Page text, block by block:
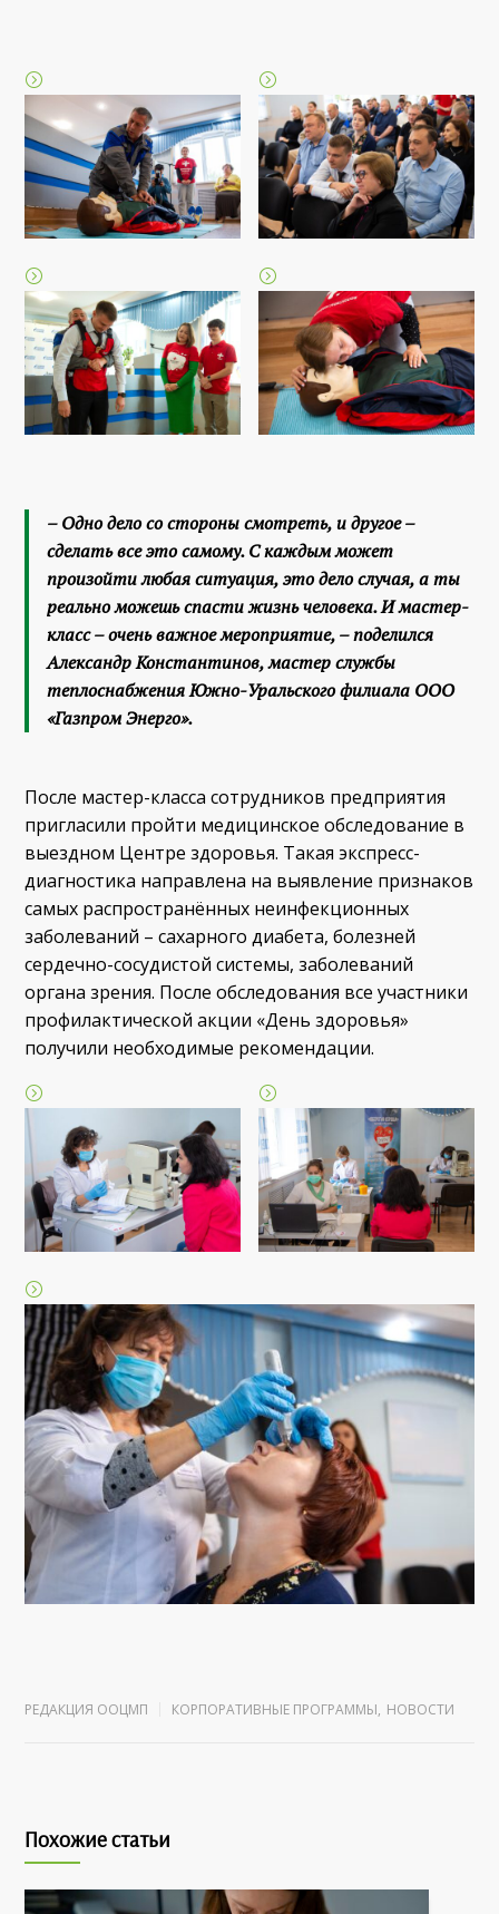
– Одно дело со стороны смотреть, и другое –
сделать все это самому. С каждым может
произойти любая ситуация, это дело случая, а ты
реально можешь спасти жизнь человека. И мастер-
класс – очень важное мероприятие, – поделился
Александр Константинов, мастер службы
теплоснабжения Южно-Уральского филиала ООО
«Газпром Энерго».
После мастер-класса сотрудников предприятия
пригласили пройти медицинское обследование в
выездном Центре здоровья. Такая экспресс-
диагностика направлена на выявление признаков
самых распространённых неинфекционных
заболеваний – сахарного диабета, болезней
сердечно-сосудистой системы, заболеваний
органа зрения. После обследования все участники
профилактической акции «День здоровья»
получили необходимые рекомендации.
РЕДАКЦИЯ ООЦМП КОРПОРАТИВНЫЕ ПРОГРАММЫ, НОВОСТИ
Похожие статьи